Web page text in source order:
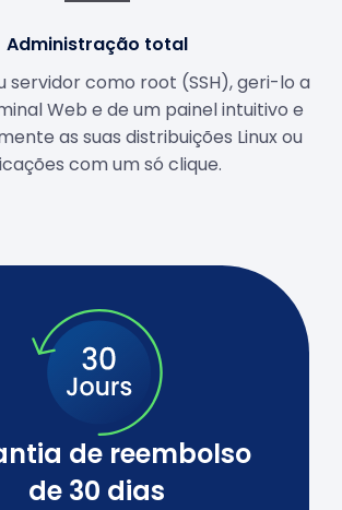
Administração total
servidor como root (SSH), geri-lo a
Web e de um painel intuitivo e
as suas distribuições Linux ou
com um só clique.
de reembolso
de 30 dias